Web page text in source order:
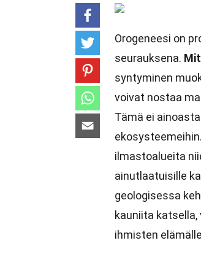
Orogeneesi on
seurauksena.
syntyminen
voivat nostaa
Tämä ei
ilmastoalueita
ainutlaatuisille
geologisessa
kauniita
ihmisten